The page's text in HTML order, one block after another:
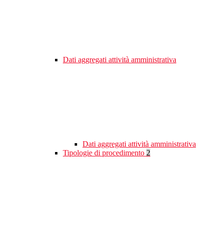
Dati aggregati attività amministrativa
Dati aggregati attività amministrativa
Tipologie di procedimento 2